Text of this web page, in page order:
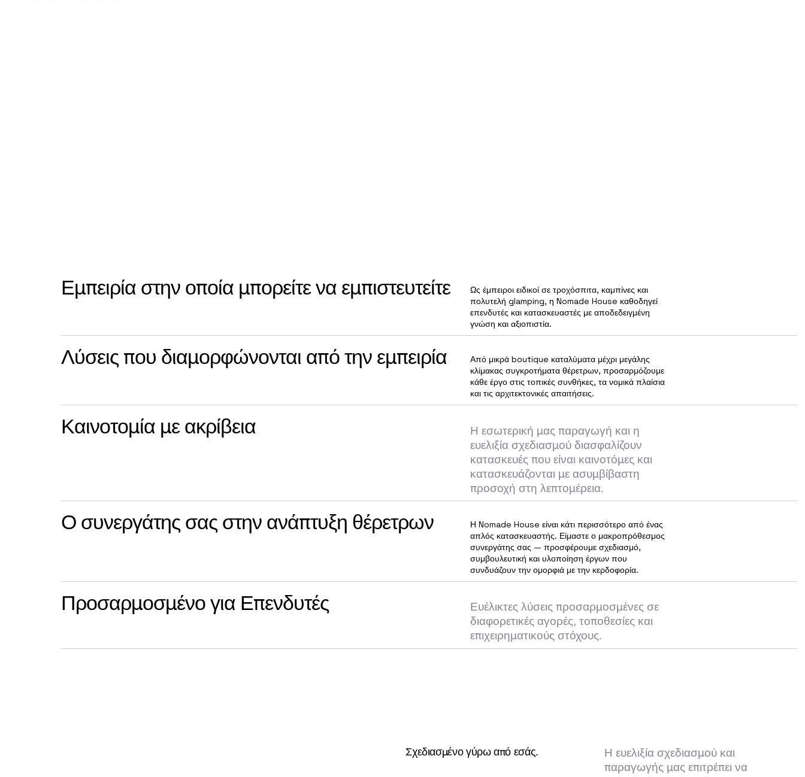
Εμπειρία στην οποία μπορείτε να εμπιστευτείτε
Ως έμπειροι ειδικοί σε τροχόσπιτα, καμπίνες και
πολυτελή glamping, η Nomade House καθοδηγεί
επενδυτές και κατασκευαστές με αποδεδειγμένη
γνώση και αξιοπιστία.
Λύσεις που διαμορφώνονται από την εμπειρία
Από μικρά boutique καταλύματα μέχρι μεγάλης
κλίμακας συγκροτήματα θέρετρων, προσαρμόζουμε
κάθε έργο στις τοπικές συνθήκες, τα νομικά πλαίσια
και τις αρχιτεκτονικές απαιτήσεις.
Καινοτομία με ακρίβεια
Η εσωτερική μας παραγωγή και η
ευελιξία σχεδιασμού διασφαλίζουν
κατασκευές που είναι καινοτόμες και
κατασκευάζονται με ασυμβίβαστη
προσοχή στη λεπτομέρεια.
Ο συνεργάτης σας στην ανάπτυξη θέρετρων
Η Nomade House είναι κάτι περισσότερο από ένας
απλός κατασκευαστής. Είμαστε ο μακροπρόθεσμος
συνεργάτης σας — προσφέρουμε σχεδιασμό,
συμβουλευτική και υλοποίηση έργων που
συνδυάζουν την ομορφιά με την κερδοφορία.
Προσαρμοσμένο για Επενδυτές
Ευέλικτες λύσεις προσαρμοσμένες σε
διαφορετικές αγορές, τοποθεσίες και
επιχειρηματικούς στόχους.
Σχεδιασμένο γύρω από εσάς.
Η ευελιξία σχεδιασμού και
παραγωγής μας επιτρέπει να